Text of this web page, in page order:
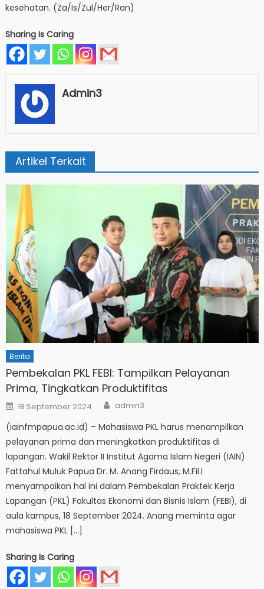
kesehatan. (Za/Is/Zul/Her/Ran)
Sharing Is Caring
Admin3
Artikel Terkait
Berita
Pembekalan PKL FEBI: Tampilkan Pelayanan
Prima, Tingkatkan Produktifitas
Posted
on
18 September 2024 Author
admin3
(iainfmpapua.ac.id) – Mahasiswa PKL harus menampilkan
pelayanan prima dan meningkatkan produktifitas di
lapangan. Wakil Rektor II Institut Agama Islam Negeri (IAIN)
Fattahul Muluk Papua Dr. M. Anang Firdaus, M.Fil.I
menyampaikan hal ini dalam Pembekalan Praktek Kerja
Lapangan (PKL) Fakultas Ekonomi dan Bisnis Islam (FEBI), di
aula kampus, 18 September 2024. Anang meminta agar
mahasiswa PKL […]
Sharing Is Caring